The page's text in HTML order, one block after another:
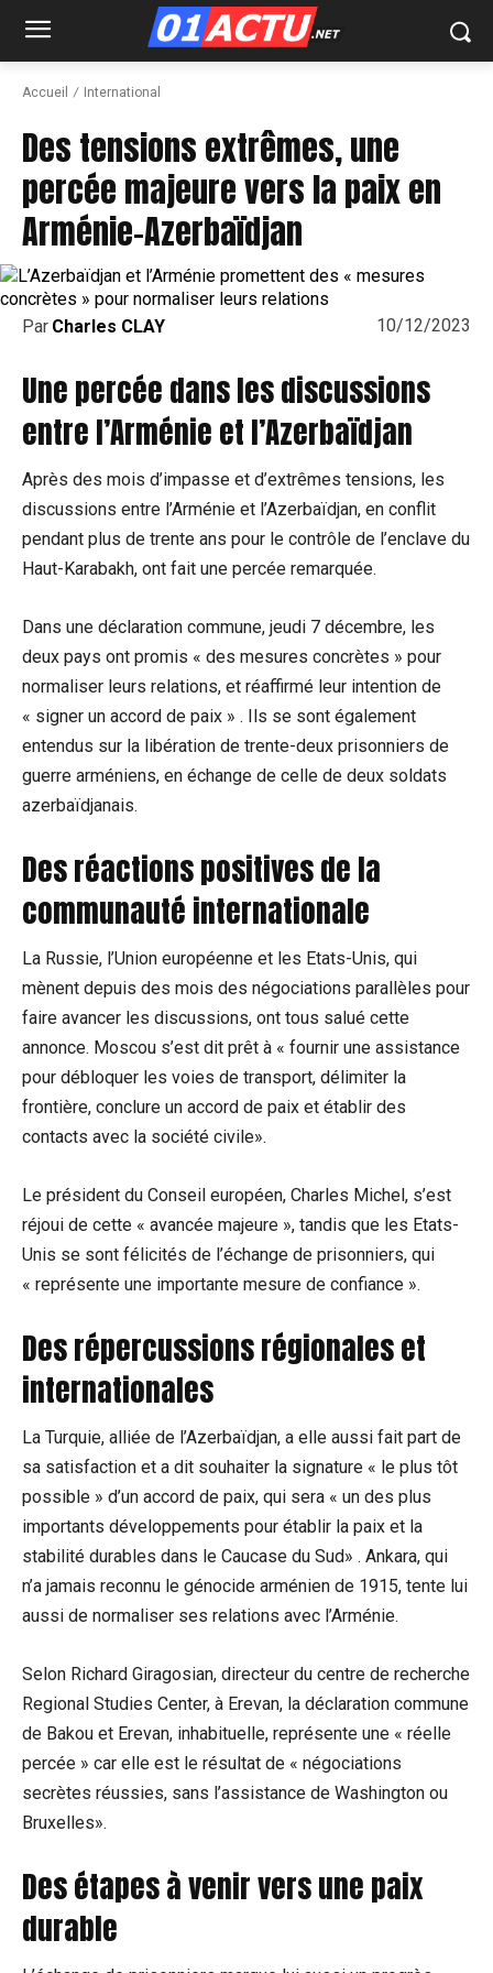
Accueil International
Des tensions extrêmes, une
percée majeure vers la paix en
Arménie-Azerbaïdjan
10/12/2023
Par Charles CLAY
Une percée dans les discussions
entre l’Arménie et l’Azerbaïdjan
Après des mois d’impasse et d’extrêmes tensions, les
discussions entre l’Arménie et l’Azerbaïdjan, en conflit
pendant plus de trente ans pour le contrôle de l’enclave du
Haut-Karabakh, ont fait une percée remarquée.
Dans une déclaration commune, jeudi 7 décembre, les
deux pays ont promis « des mesures concrètes » pour
normaliser leurs relations, et réaffirmé leur intention de
« signer un accord de paix » . Ils se sont également
entendus sur la libération de trente-deux prisonniers de
guerre arméniens, en échange de celle de deux soldats
azerbaïdjanais.
Des réactions positives de la
communauté internationale
La Russie, l’Union européenne et les Etats-Unis, qui
mènent depuis des mois des négociations parallèles pour
faire avancer les discussions, ont tous salué cette
annonce. Moscou s’est dit prêt à « fournir une assistance
pour débloquer les voies de transport, délimiter la
frontière, conclure un accord de paix et établir des
contacts avec la société civile».
Le président du Conseil européen, Charles Michel, s’est
réjoui de cette « avancée majeure », tandis que les Etats-
Unis se sont félicités de l’échange de prisonniers, qui
« représente une importante mesure de confiance ».
Des répercussions régionales et
internationales
La Turquie, alliée de l’Azerbaïdjan, a elle aussi fait part de
sa satisfaction et a dit souhaiter la signature « le plus tôt
possible » d’un accord de paix, qui sera « un des plus
importants développements pour établir la paix et la
stabilité durables dans le Caucase du Sud» . Ankara, qui
n’a jamais reconnu le génocide arménien de 1915, tente lui
aussi de normaliser ses relations avec l’Arménie.
Selon Richard Giragosian, directeur du centre de recherche
Regional Studies Center, à Erevan, la déclaration commune
de Bakou et Erevan, inhabituelle, représente une « réelle
percée » car elle est le résultat de « négociations
secrètes réussies, sans l’assistance de Washington ou
Bruxelles».
Des étapes à venir vers une paix
durable